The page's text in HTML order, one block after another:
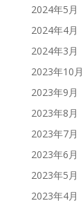
2024年5月
2024年4月
2024年3月
2023年10月
2023年9月
2023年8月
2023年7月
2023年6月
2023年5月
2023年4月